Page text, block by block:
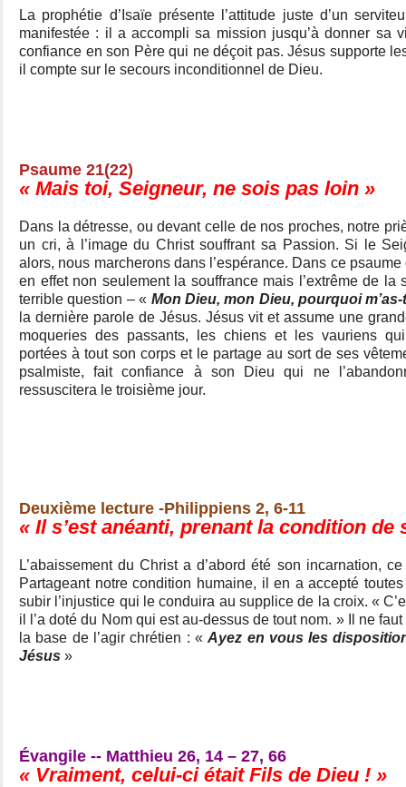
La prophétie d’Isaïe présente l’attitude juste d’un
manifestée : il a accompli sa mission jusqu’à donner sa
confiance en son Père qui ne déçoit pas. Jésus supporte
il compte sur le secours inconditionnel de Dieu.
Psaume 21(22)
« Mais toi, Seigneur, ne sois pas loin »
Dans la détresse, ou devant celle de nos proches, notre
un cri, à l’image du Christ souffrant sa Passion. Si le
alors, nous marcherons dans l’espérance. Dans ce
en effet non seulement la souffrance mais l’extrême de la
terrible question – « Mon Dieu, mon Dieu, pourquoi
la dernière parole de Jésus. Jésus vit et assume une
moqueries des passants, les chiens et les vauriens
portées à tout son corps et le partage au sort de ses
psalmiste, fait confiance à son Dieu qui ne
ressuscitera le troisième jour.
Deuxième lecture -Philippiens 2, 6-11
« Il s’est anéanti, prenant la condition de
L’abaissement du Christ a d’abord été son incarnation,
Partageant notre condition humaine, il en a accepté
subir l’injustice qui le conduira au supplice de la croix. «
il l’a doté du Nom qui est au-dessus de tout nom. » Il ne
la base de l’agir chrétien : «Ayez en vous les
Jésus »
Évangile -- Matthieu 26, 14 – 27, 66
« Vraiment, celui-ci était Fils de Dieu ! »